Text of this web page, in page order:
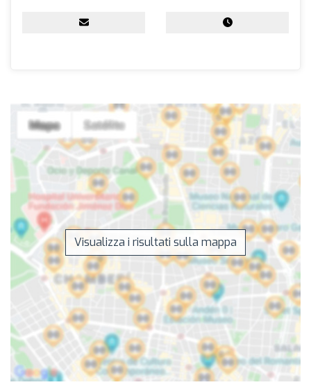
Visualizza i risultati sulla mappa